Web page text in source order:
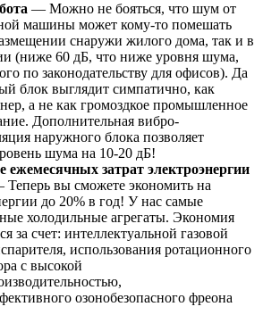
— Можно не бояться, что шум от
машины может кому-то помешать
снаружи жилого дома, так и в
(ниже 60 дБ, что ниже уровня шума,
по законодательству для офисов). Да
блок выглядит симпатично, как
а не как громоздкое промышленное
Дополнительная вибро-
наружного блока позволяет
шума на 10-20 дБ!
ежемесячных затрат электроэнергии
вы сможете экономить на
до 20% в год! У нас самые
холодильные агрегаты. Экономия
за счет: интеллектуальной газовой
использования ротационного
с высокой
озонобезопасного фреона